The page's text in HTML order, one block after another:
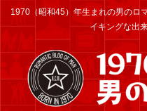
1970（昭和45）年生まれの男のロ
イキングな出